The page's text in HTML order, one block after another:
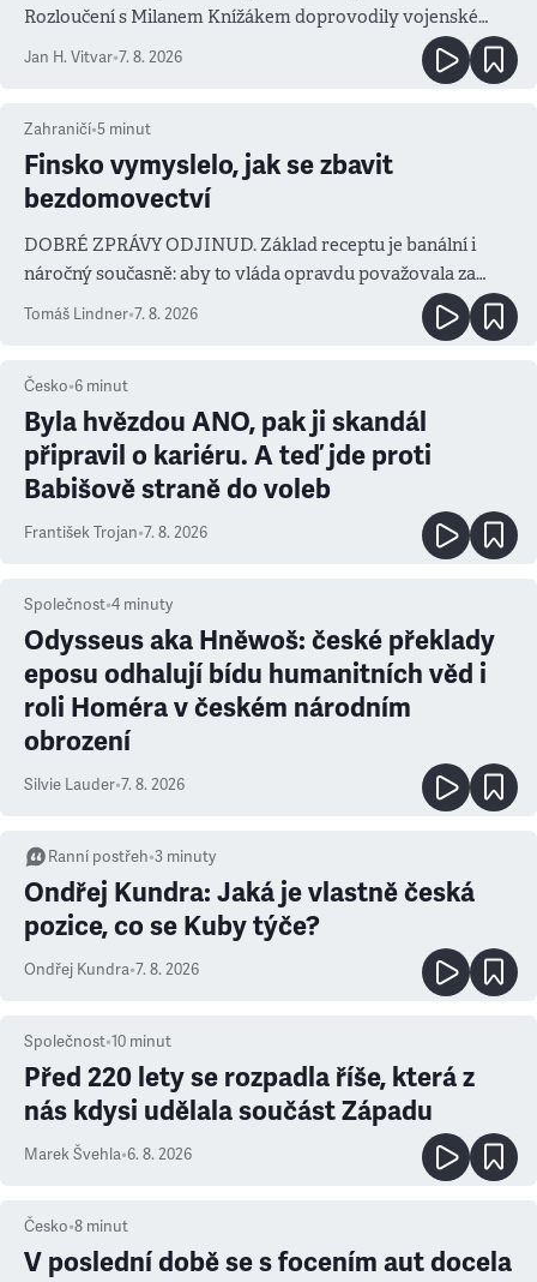
Rozloučení s Milanem Knížákem doprovodily vojenské
salvy i kritika pokrokářů
Jan H. Vitvar•7. 8. 2026
Zahraničí•5 minut
Finsko vymyslelo, jak se zbavit
bezdomovectví
DOBRÉ ZPRÁVY ODJINUD. Základ receptu je banální i
náročný současně: aby to vláda opravdu považovala za
prioritu
Tomáš Lindner•7. 8. 2026
Česko•6 minut
Byla hvězdou ANO, pak ji skandál
připravil o kariéru. A teď jde proti
Babišově straně do voleb
František Trojan•7. 8. 2026
Společnost•4 minuty
Odysseus aka Hněwoš: české překlady
eposu odhalují bídu humanitních věd i
roli Homéra v českém národním
obrození
Silvie Lauder•7. 8. 2026
Ranní postřeh•3 minuty
Ondřej Kundra: Jaká je vlastně česká
pozice, co se Kuby týče?
Ondřej Kundra•7. 8. 2026
Společnost•10 minut
Před 220 lety se rozpadla říše, která z
nás kdysi udělala součást Západu
Marek Švehla•6. 8. 2026
Česko•8 minut
V poslední době se s focením aut docela